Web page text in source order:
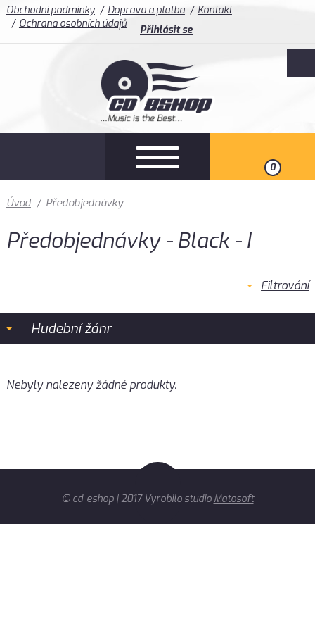
Obchodní podmínky Doprava a platba
Kontakt
Ochrana osobních údajů
Přihlásit se
0
Úvod / Předobjednávky
Předobjednávky - Black - I
Filtrování
Hudební žánr
Nebyly nalezeny žádné produkty.
© cd-eshop | 2017 Vyrobilo studio Matosoft